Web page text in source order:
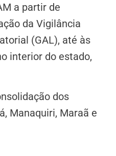
a partir de
da Vigilância
(GAL), até às
interior do estado,
dos
Manaquiri, Maraã e